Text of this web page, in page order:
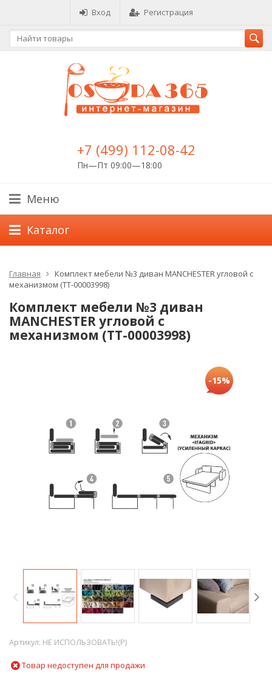
Вход Регистрация
+7 (499) 112-08-42
Пн—Пт 09:00—18:00
Меню
Каталог
Главная
Комплект мебели №3 диван MANCHESTER угловой с
механизмом (TT-00003998)
Комплект мебели №3 диван
MANCHESTER угловой с
механизмом (TT-00003998)
-15%
Артикул: НЕ ИСПОЛЬЗОВАТЬ!(P)
Товар недоступен для продажи